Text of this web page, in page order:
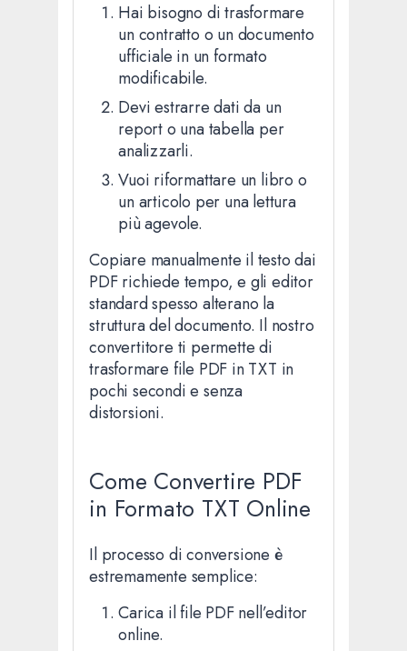
Hai bisogno di trasformare
un contratto o un documento
ufficiale in un formato
modificabile.
Devi estrarre dati da un
report o una tabella per
analizzarli.
Vuoi riformattare un libro o
un articolo per una lettura
più agevole.
Copiare manualmente il testo dai
PDF richiede tempo, e gli editor
standard spesso alterano la
struttura del documento. Il nostro
convertitore ti permette di
trasformare file PDF in TXT in
pochi secondi e senza
distorsioni.
Come Convertire PDF
in Formato TXT Online
Il processo di conversione è
estremamente semplice:
Carica il file PDF nell’editor
online.